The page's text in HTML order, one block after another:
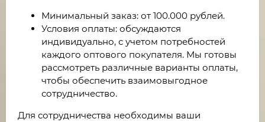
Минимальный заказ: от 100.000 рублей.
Условия оплаты: обсуждаются
индивидуально, с учетом потребностей
каждого оптового покупателя. Мы готовы
рассмотреть различные варианты оплаты,
чтобы обеспечить взаимовыгодное
сотрудничество.
Для сотрудничества необходимы ваши